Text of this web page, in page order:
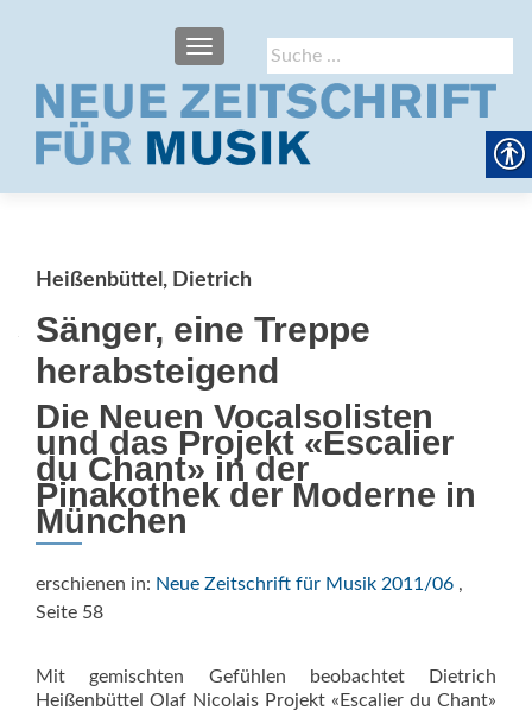
Suche
nach:
SCHALTE NAVIGATION
Heißenbüttel, Dietrich
Sänger, eine Treppe
herabsteigend
Die Neuen Vocalsolisten
und das Projekt «Escalier
du Chant» in der
Pinakothek der Moderne in
München
erschienen in: Neue Zeitschrift für Musik 2011/06 ,
Seite 58
Mit gemischten Gefühlen beobachtet Dietrich
Heißenbüttel Olaf Nicolais Projekt «Escalier du Chant»